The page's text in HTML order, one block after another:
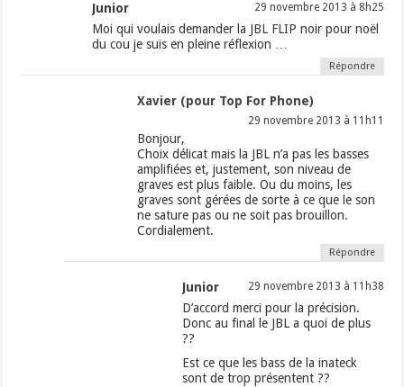
Junior 29 novembre 2013 à 8h25
Moi qui voulais demander la JBL FLIP noir pour noël
du cou je suis en pleine réflexion …
Répondre
Xavier (pour Top For Phone)
29 novembre 2013 à 11h11
Bonjour,
Choix délicat mais la JBL n’a pas les basses
amplifiées et, justement, son niveau de
graves est plus faible. Ou du moins, les
graves sont gérées de sorte à ce que le son
ne sature pas ou ne soit pas brouillon.
Cordialement.
Répondre
Junior 29 novembre 2013 à 11h38
D’accord merci pour la précision.
Donc au final le JBL a quoi de plus
??
Est ce que les bass de la inateck
sont de trop présentent ??